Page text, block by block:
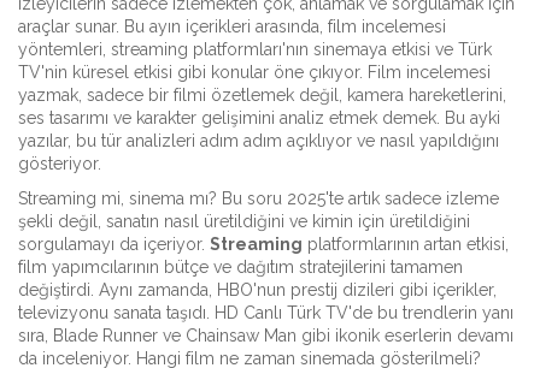
araçlar sunar. Bu ayın içerikleri arasında, film incelemesi
yöntemleri, streaming platformları'nın sinemaya etkisi ve Türk
TV'nin küresel etkisi gibi konular öne çıkıyor. Film incelemesi
yazmak, sadece bir filmi özetlemek değil, kamera hareketlerini,
ses tasarımı ve karakter gelişimini analiz etmek demek. Bu ayki
yazılar, bu tür analizleri adım adım açıklıyor ve nasıl yapıldığını
gösteriyor.
Streaming mi, sinema mı? Bu soru 2025'te artık sadece izleme
şekli değil, sanatın nasıl üretildiğini ve kimin için üretildiğini
sorgulamayı da içeriyor. Streaming platformlarının artan etkisi,
film yapımcılarının bütçe ve dağıtım stratejilerini tamamen
değiştirdi. Aynı zamanda, HBO'nun prestij dizileri gibi içerikler,
televizyonu sanata taşıdı. HD Canlı Türk TV'de bu trendlerin yanı
sıra,
Blade Runner ve Chainsaw Man gibi ikonik eserlerin devamı
da inceleniyor. Hangi film ne zaman sinemada gösterilmeli?